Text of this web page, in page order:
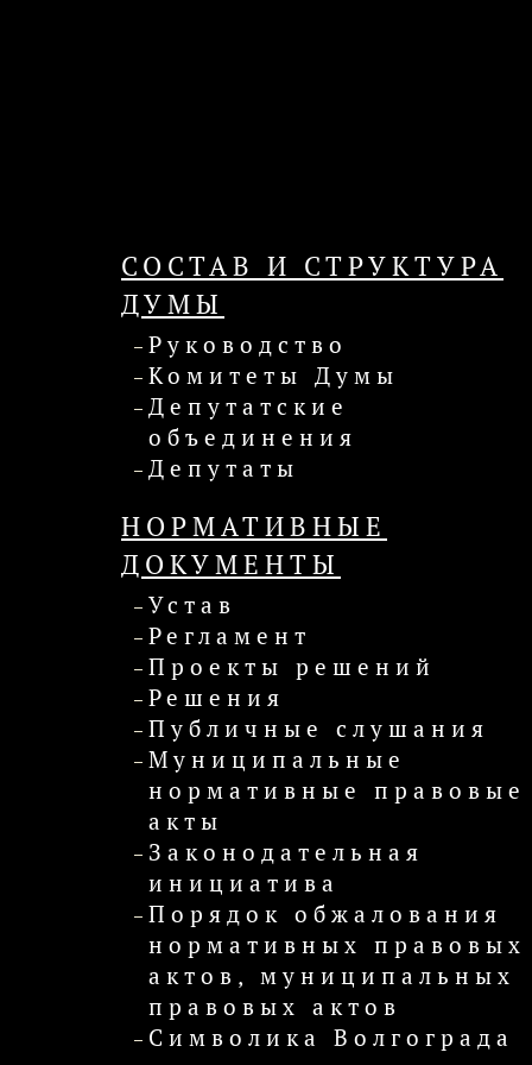
СОСТАВ И СТРУКТУРА
ДУМЫ
Руководство
Комитеты Думы
Депутатские
объединения
Депутаты
НОРМАТИВНЫЕ
ДОКУМЕНТЫ
Устав
Регламент
Проекты решений
Решения
Публичные слушания
Муниципальные
нормативные правовые
акты
Законодательная
инициатива
Порядок обжалования
нормативных правовых
актов, муниципальных
правовых актов
Символика Волгограда